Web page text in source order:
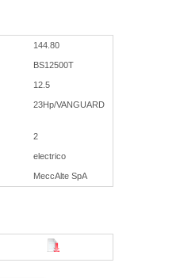
144.80
BS12500T
12.5
23Hp/VANGUARD
2
electrico
MeccAlte SpA